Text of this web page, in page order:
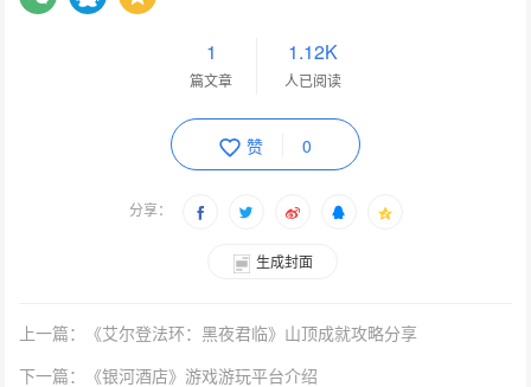
1
篇文章
1.12K
人已阅读
赞 0
分享：
生成封面
上一篇：《艾尔登法环：黑夜君临》山顶成就攻略分享
下一篇：《银河酒店》游戏游玩平台介绍